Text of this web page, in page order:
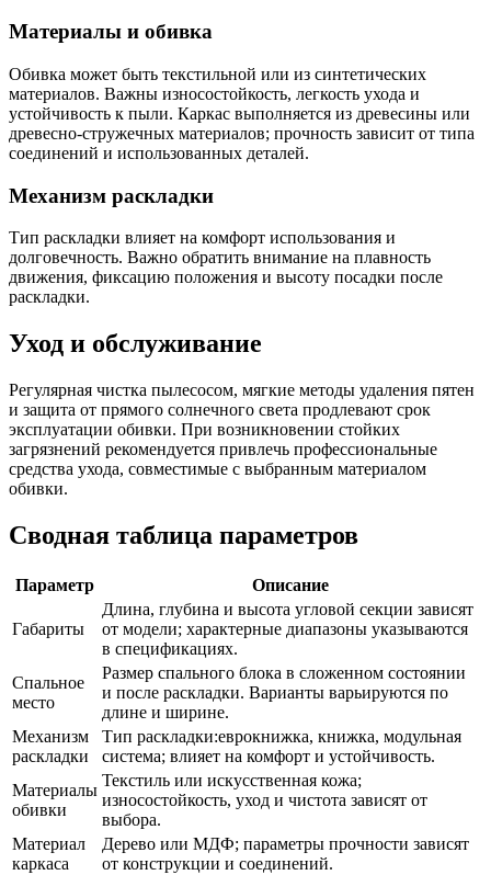
Материалы и обивка
Обивка может быть текстильной или из синтетических
материалов. Важны износостойкость, легкость ухода и
устойчивость к пыли. Каркас выполняется из древесины или
древесно-стружечных материалов; прочность зависит от типа
соединений и использованных деталей.
Механизм раскладки
Тип раскладки влияет на комфорт использования и
долговечность. Важно обратить внимание на плавность
движения, фиксацию положения и высоту посадки после
раскладки.
Уход и обслуживание
Регулярная чистка пылесосом, мягкие методы удаления пятен
и защита от прямого солнечного света продлевают срок
эксплуатации обивки. При возникновении стойких
загрязнений рекомендуется привлечь профессиональные
средства ухода, совместимые с выбранным материалом
обивки.
Сводная таблица параметров
Параметр Описание
Габариты
Длина, глубина и высота угловой секции зависят
от модели; характерные диапазоны указываются
в спецификациях.
Спальное
место
Размер спального блока в сложенном состоянии
и после раскладки. Варианты варьируются по
длине и ширине.
Механизм
раскладки
Тип раскладки:еврокнижка, книжка, модульная
система; влияет на комфорт и устойчивость.
Материалы
обивки
Текстиль или искусственная кожа;
износостойкость, уход и чистота зависят от
выбора.
Материал
каркаса
Дерево или МДФ; параметры прочности зависят
от конструкции и соединений.